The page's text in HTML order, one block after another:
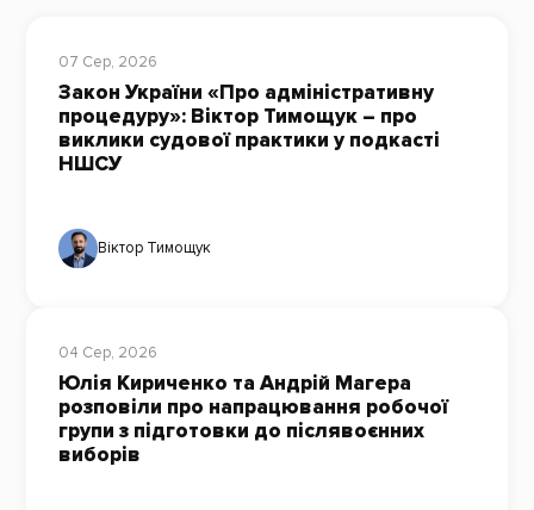
07 Сер, 2026
Закон України «Про адміністративну
процедуру»: Віктор Тимощук – про
виклики судової практики у подкасті
НШСУ
Віктор Тимощук
04 Сер, 2026
Юлія Кириченко та Андрій Магера
розповіли про напрацювання робочої
групи з підготовки до післявоєнних
виборів